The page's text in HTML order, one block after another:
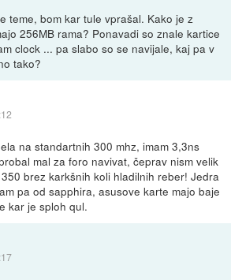
teme, bom kar tule vprašal. Kako je z
256MB rama? Ponavadi so znale kartice
clock ... pa slabo so se navijale, kaj pa v
tako?
na standartnih 300 mhz, imam 3,3ns
mal za foro navivat, čeprav nism velik
brez karkšnih koli hladilnih reber! Jedra
pa od sapphira, asusove karte majo baje
kar je sploh qul.